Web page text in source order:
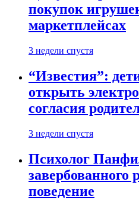
покупок
маркетплейсах
3 недели спустя
“Известия”:
открыть
согласия
3 недели спустя
Психолог
завербованного
поведение